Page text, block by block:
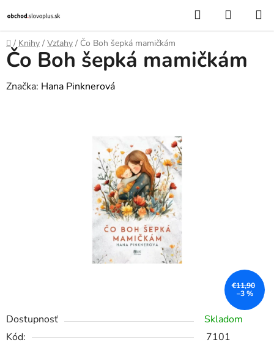
na
obsah
Hľadať
KOŠÍK
Domov
/ Knihy / Vzťahy / Čo Boh šepká mamičkám
Dostupnosť
Skladom
Kód:
7101
Čo Boh šepká mamičkám
Značka: Hana Pinknerová
€11,90
–3 %